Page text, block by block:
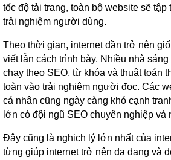
tốc độ tải trang, toàn bộ website sẽ tập
trải nghiệm người dùng.
Theo thời gian, internet dần trở nên
viết lẫn cách trình bày. Nhiều nhà
chạy theo SEO, từ khóa và thuật toán
toàn vào trải nghiệm người đọc. Các
cá nhân cũng ngày càng khó cạnh
lớn có đội ngũ SEO chuyên nghiệp và
Đây cũng là nghịch lý lớn nhất của
từng giúp internet trở nên đa dạng và